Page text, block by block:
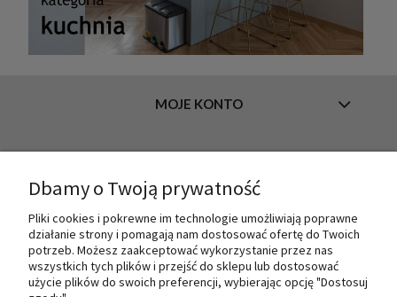
MOJE KONTO
O NAS
Dbamy o Twoją prywatność
Pliki cookies i pokrewne im technologie umożliwiają poprawne
działanie strony i pomagają nam dostosować ofertę do Twoich
potrzeb. Możesz zaakceptować wykorzystanie przez nas
wszystkich tych plików i przejść do sklepu lub dostosować
użycie plików do swoich preferencji, wybierając opcję "Dostosuj